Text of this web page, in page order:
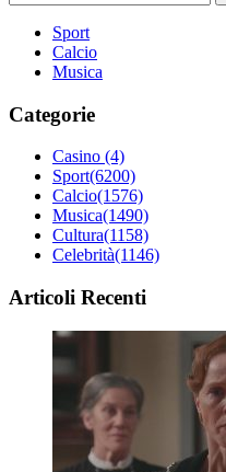
Sport
Calcio
Musica
Categorie
Casino (4)
Sport(6200)
Calcio(1576)
Musica(1490)
Cultura(1158)
Celebrità(1146)
Articoli Recenti